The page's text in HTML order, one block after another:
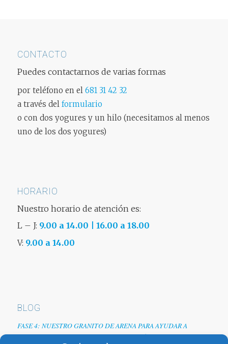
CONTACTO
Puedes contactarnos de varias formas
por teléfono en el 681 31 42 32
a través del formulario
o con dos yogures y un hilo (necesitamos al menos
uno de los dos yogures)
HORARIO
Nuestro horario de atención es:
L – J: 9.00 a 14.00 | 16.00 a 18.00
V: 9.00 a 14.00
BLOG
FASE 4: NUESTRO GRANITO DE ARENA PARA AYUDAR A
EMPRESAS TRAS LA CRISIS DEL COVID-19